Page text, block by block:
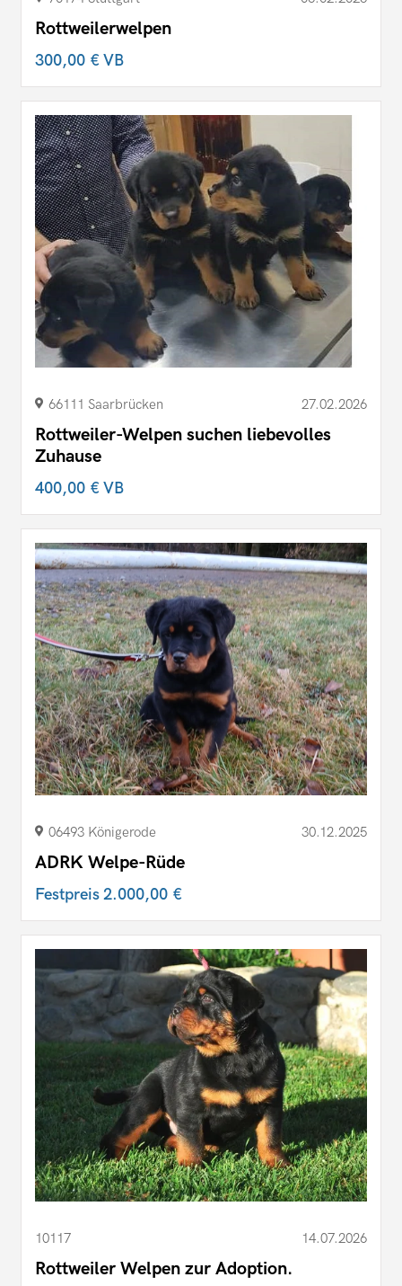
Rottweilerwelpen
300,00 €VB
66111 Saarbrücken 27.02.2026
Rottweiler-Welpen suchen liebevolles
Zuhause
400,00 €VB
06493 Königerode 30.12.2025
ADRK Welpe-Rüde
Festpreis2.000,00 €
10117 14.07.2026
Rottweiler Welpen zur Adoption.